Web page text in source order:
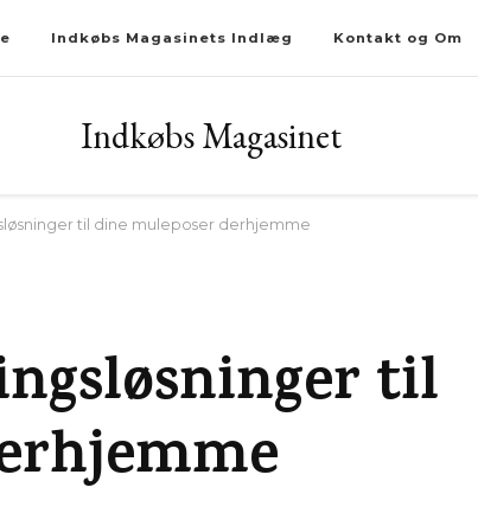
Indkøbs Magasinets Indlæg Kontakt og Om
Indkøbs Magasinet
til dine muleposer derhjemme
til